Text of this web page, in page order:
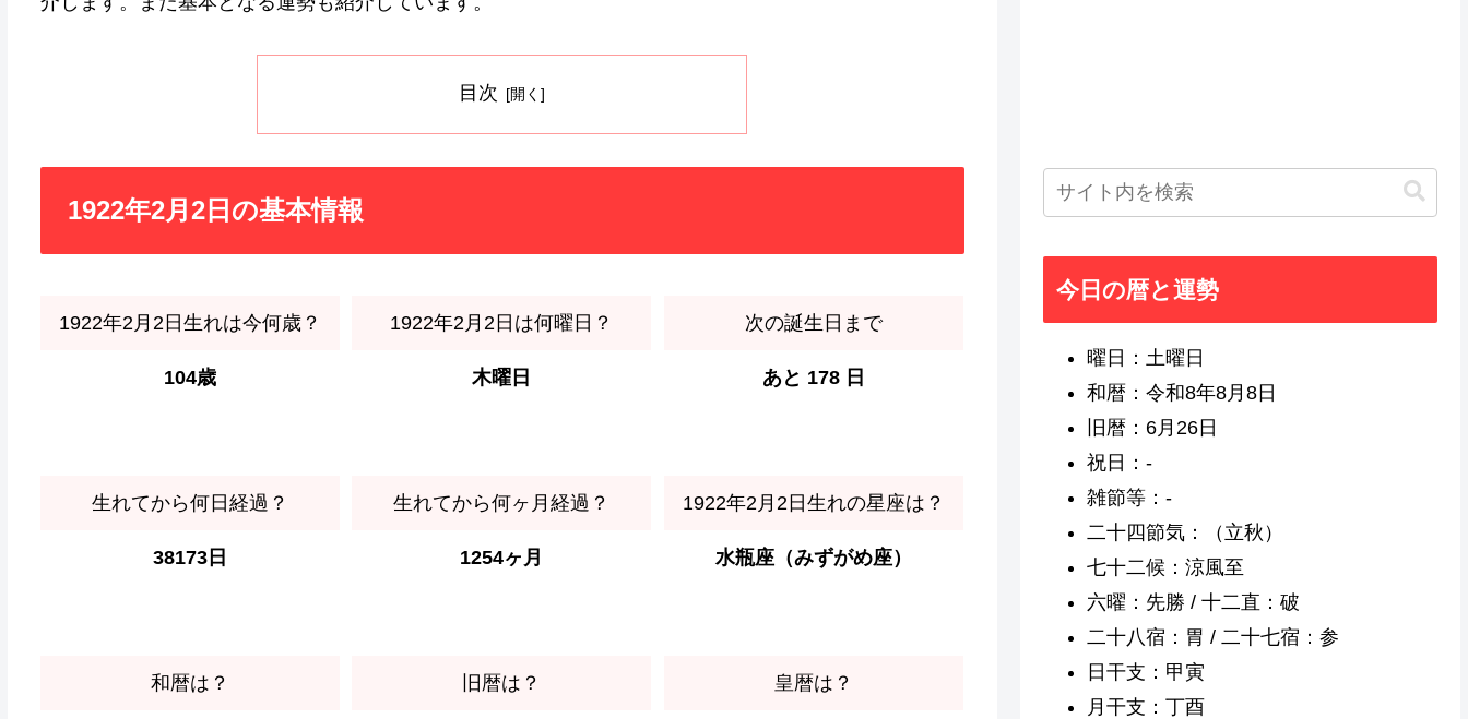
目次
1922年2月2日の基本情報
1922年2月2日生れは今何歳？
104歳
1922年2月2日は何曜日？
木曜日
次の誕生日まで
あと 178 日
生れてから何日経過？
38173日
生れてから何ヶ月経過？
1254ヶ月
1922年2月2日生れの星座は？
水瓶座（みずがめ座）
和暦は？ 旧暦は？ 皇暦は？
今日の暦と運勢
曜日：土曜日
和暦：令和8年8月8日
旧暦：6月26日
祝日：-
雑節等：-
二十四節気：（立秋）
七十二候：涼風至
六曜：先勝 / 十二直：破
二十八宿：胃 / 二十七宿：参
日干支：甲寅
月干支：丁酉